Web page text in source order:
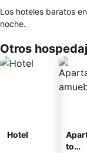
Los hoteles baratos
noche.
Otros
Hotel
to